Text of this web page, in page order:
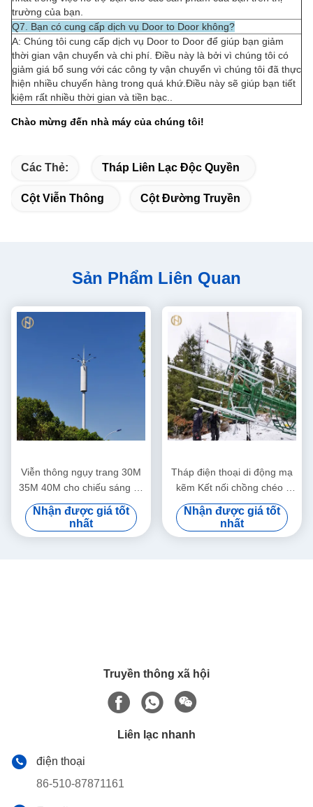
trường của bạn.
Q7. Bạn có cung cấp dịch vụ Door to Door không?
A: Chúng tôi cung cấp dịch vụ Door to Door để giúp bạn giảm
thời gian vận chuyển và chi phí. Điều này là bởi vì chúng tôi có
giảm giá bổ sung với các công ty vận chuyển vì chúng tôi đã thực
hiện nhiều chuyến hàng trong quá khứ.Điều này sẽ giúp bạn tiết
kiệm rất nhiều thời gian và tiền bạc..
Chào mừng đến nhà máy của chúng tôi!
Các Thẻ: Tháp Liên Lạc Độc Quyền
Cột Viễn Thông Cột Đường Truyền
Sản Phẩm Liên Quan
Viễn thông ngụy trang 30M
35M 40M cho chiếu sáng và
không dây
Nhận được giá tốt
nhất
Tháp điện thoại di động mạ
kẽm Kết nối chồng chéo /
mặt bích 25M 35M
Nhận được giá tốt
nhất
Truyền thông xã hội
Liên lạc nhanh
điện thoại
86-510-87871161